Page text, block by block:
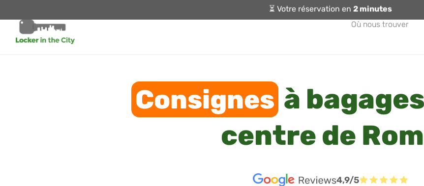
⏳ Votre réservation en 2 minutes
Où nous trouver
Consignesà
centre de
4,9/5